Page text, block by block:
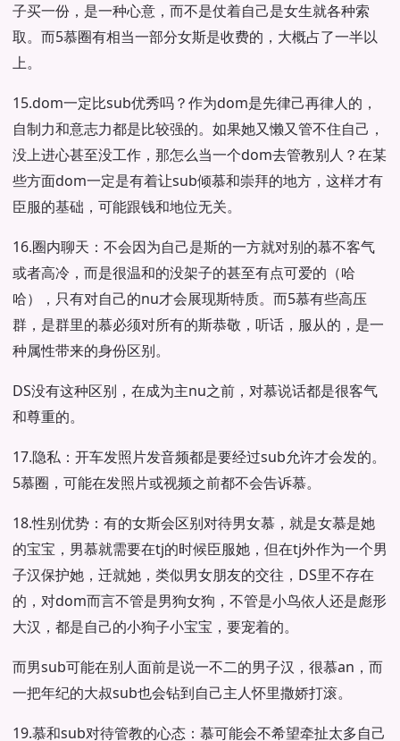
子买一份，是一种心意，而不是仗着自己是女生就各种索
取。而5慕圈有相当一部分女斯是收费的，大概占了一半以
上。
15.dom一定比sub优秀吗？作为dom是先律己再律人的，
自制力和意志力都是比较强的。如果她又懒又管不住自己，
没上进心甚至没工作，那怎么当一个dom去管教别人？在某
些方面dom一定是有着让sub倾慕和崇拜的地方，这样才有
臣服的基础，可能跟钱和地位无关。
16.圈内聊天：不会因为自己是斯的一方就对别的慕不客气
或者高冷，而是很温和的没架子的甚至有点可爱的（哈
哈），只有对自己的nu才会展现斯特质。而5慕有些高压
群，是群里的慕必须对所有的斯恭敬，听话，服从的，是一
种属性带来的身份区别。
DS没有这种区别，在成为主nu之前，对慕说话都是很客气
和尊重的。
17.隐私：开车发照片发音频都是要经过sub允许才会发的。
5慕圈，可能在发照片或视频之前都不会告诉慕。
18.性别优势：有的女斯会区别对待男女慕，就是女慕是她
的宝宝，男慕就需要在tj的时候臣服她，但在tj外作为一个男
子汉保护她，迁就她，类似男女朋友的交往，DS里不存在
的，对dom而言不管是男狗女狗，不管是小鸟依人还是彪形
大汉，都是自己的小狗子小宝宝，要宠着的。
而男sub可能在别人面前是说一不二的男子汉，很慕an，而
一把年纪的大叔sub也会钻到自己主人怀里撒娇打滚。
19.慕和sub对待管教的心态：慕可能会不希望牵扯太多自己